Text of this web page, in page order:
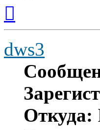
началу
dws3
Откуда: